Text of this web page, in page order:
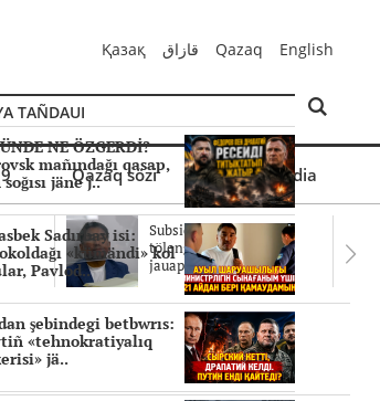
Қазақ قازاق Qazaq English
Qazaq sözi Mul'timedia
Subsidiyalar zañdı
tölengen be? Sottağı
jauaptar ayıpta..
TAÑDAUI
NE ÖZGERDİ?
mañındağı qasap,
jäne j..
Sadırbay isi:
«kümändi» kol
Pavlod..
şebindegi betbwrıs:
«tehnokratiyalıq
jä..